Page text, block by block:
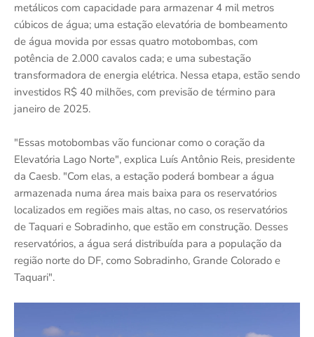
metálicos com capacidade para armazenar 4 mil metros
cúbicos de água; uma estação elevatória de bombeamento
de água movida por essas quatro motobombas, com
potência de 2.000 cavalos cada; e uma subestação
transformadora de energia elétrica. Nessa etapa, estão sendo
investidos R$ 40 milhões, com previsão de término para
janeiro de 2025.
"Essas motobombas vão funcionar como o coração da
Elevatória Lago Norte", explica Luís Antônio Reis, presidente
da Caesb. "Com elas, a estação poderá bombear a água
armazenada numa área mais baixa para os reservatórios
localizados em regiões mais altas, no caso, os reservatórios
de Taquari e Sobradinho, que estão em construção. Desses
reservatórios, a água será distribuída para a população da
região norte do DF, como Sobradinho, Grande Colorado e
Taquari".